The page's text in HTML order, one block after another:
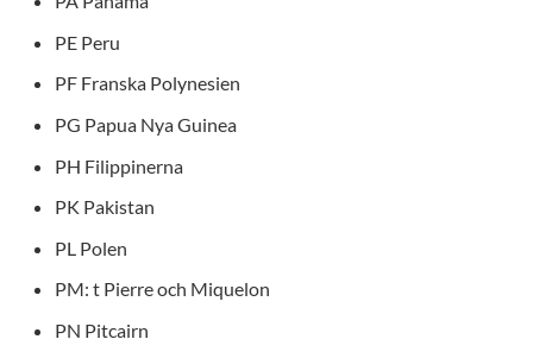
PE Peru
PF Franska Polynesien
PG Papua Nya Guinea
PH Filippinerna
PK Pakistan
PL Polen
PM: t Pierre och Miquelon
PN Pitcairn